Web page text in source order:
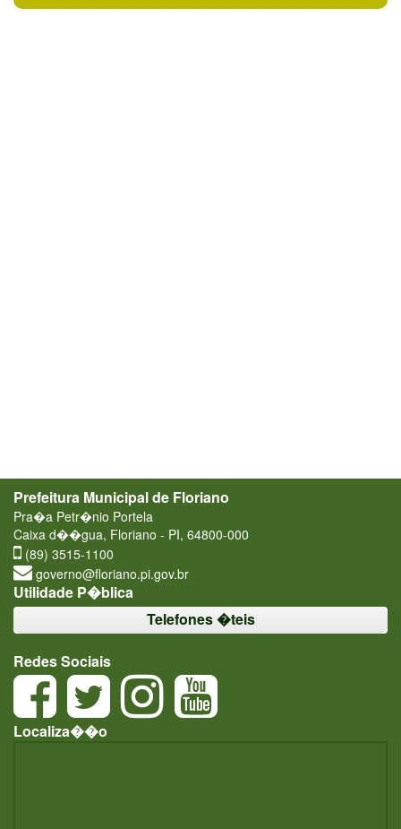
Prefeitura Municipal de Floriano
Pra�a Petr�nio Portela
Caixa d��gua, Floriano - PI, 64800-000
(89) 3515-1100
governo@floriano.pi.gov.br
Utilidade P�blica
Telefones �teis
Redes Sociais
Localiza��o